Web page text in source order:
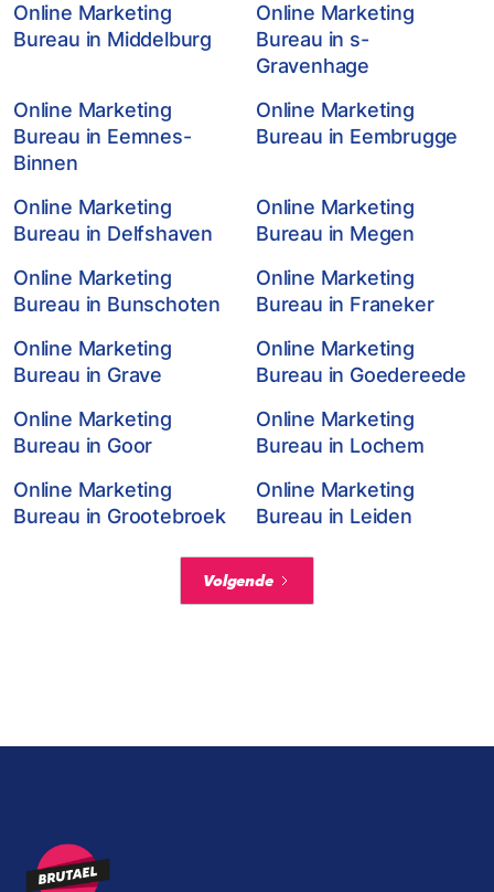
Online Marketing
Bureau in Middelburg
Online Marketing
Bureau in s-
Gravenhage
Online Marketing
Bureau in Eemnes-
Binnen
Online Marketing
Bureau in Eembrugge
Online Marketing
Bureau in Delfshaven
Online Marketing
Bureau in Megen
Online Marketing
Bureau in Bunschoten
Online Marketing
Bureau in Franeker
Online Marketing
Bureau in Grave
Online Marketing
Bureau in Goedereede
Online Marketing
Bureau in Goor
Online Marketing
Bureau in Lochem
Online Marketing
Bureau in Grootebroek
Online Marketing
Bureau in Leiden
Volgende